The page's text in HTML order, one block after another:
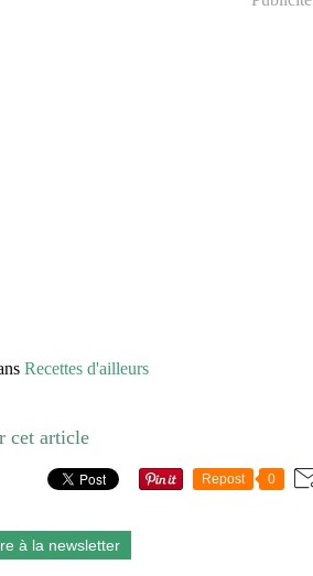
Recettes d'ailleurs
cet article
Repost 0
à la newsletter